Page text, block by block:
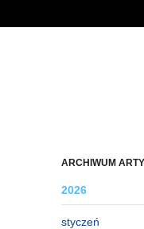
ARCHIWUM
2026
styczeń